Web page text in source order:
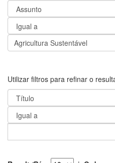
Utilizar filtros para refinar o